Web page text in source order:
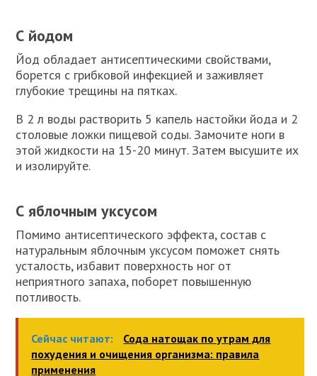
С йодом
Йод обладает антисептическими свойствами,
борется с грибковой инфекцией и заживляет
глубокие трещины на пятках.
В 2 л воды растворить 5 капель настойки йода и 2
столовые ложки пищевой соды. Замочите ноги в
этой жидкости на 15-20 минут. Затем высушите их
и изолируйте.
С яблочным уксусом
Помимо антисептического эффекта, состав с
натуральным яблочным уксусом поможет снять
усталость, избавит поверхность ног от
неприятного запаха, поборет повышенную
потливость.
Сейчас читают:
Сода натощак по утрам для
похудения и очищения организма: правила
применения